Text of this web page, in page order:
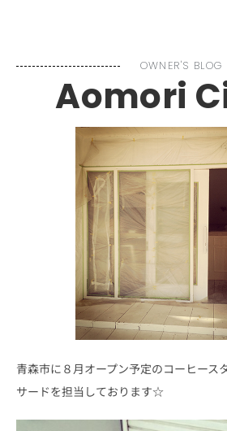
OWNER'S BLOG
Aomori
青森市に８月オープン予定のコーヒース
サードを担当しております☆